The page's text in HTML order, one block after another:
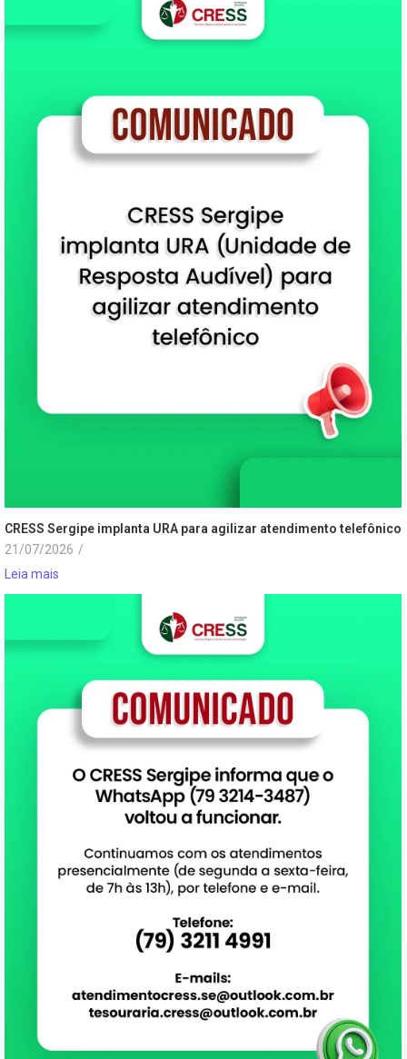
CRESS Sergipe implanta URA para agilizar atendimento telefônico
21/07/2026 /
Leia mais